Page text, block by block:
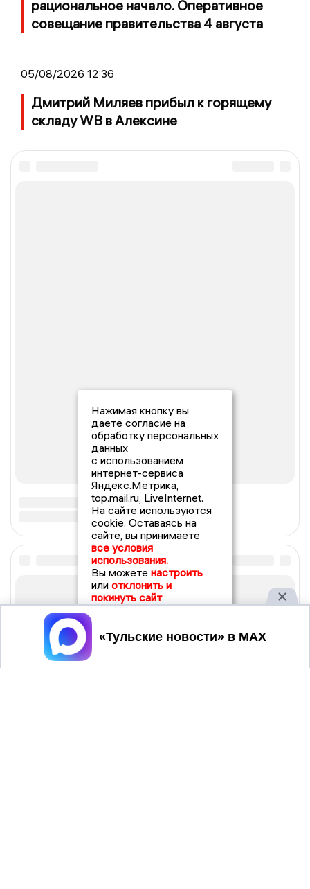
рациональное начало. Оперативное
совещание правительства 4 августа
05/08/2026 12:36
Дмитрий Миляев прибыл к горящему
складу WB в Алексине
Нажимая кнопку вы
даете согласие на
обработку персональных
данных
с использованием
интернет-сервиса
Яндекс.Метрика,
top.mail.ru, LiveInternet.
На сайте используются
cookie. Оставаясь на
сайте, вы принимаете
все условия
использования.
Вы можете настроить
или отклонить и
покинуть сайт
Принять